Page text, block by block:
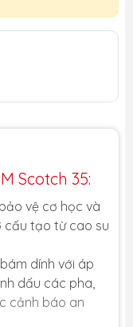
Scotch 35:
vệ cơ học và
cấu tạo từ cao su
dính với áp
dấu các pha,
cảnh báo an